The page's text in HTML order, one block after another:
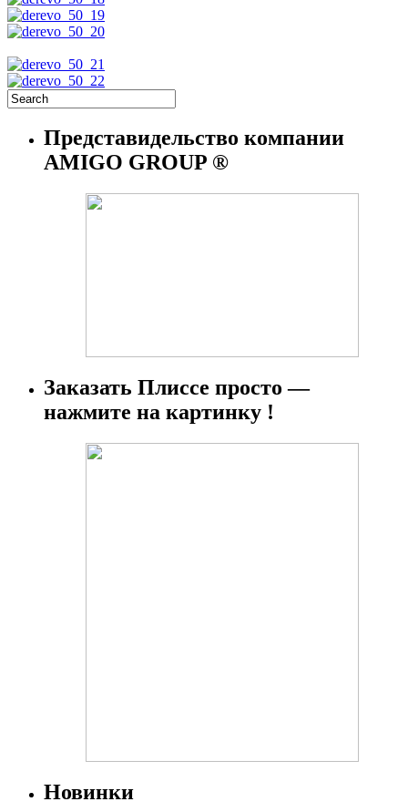
Представидельство компании
AMIGO GROUP ®
Заказать Плиссе просто —
нажмите на картинку !
Новинки